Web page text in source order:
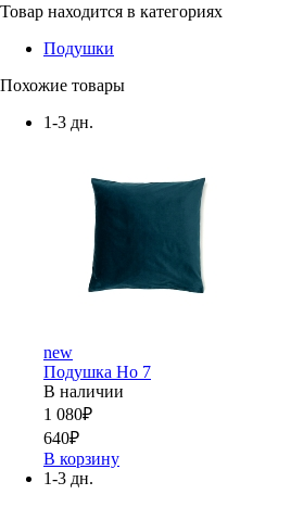
Товар находится в категориях
Подушки
Похожие товары
1-3 дн.
new
Подушка Но 7
В наличии
1 080₽
640₽
В корзину
1-3 дн.